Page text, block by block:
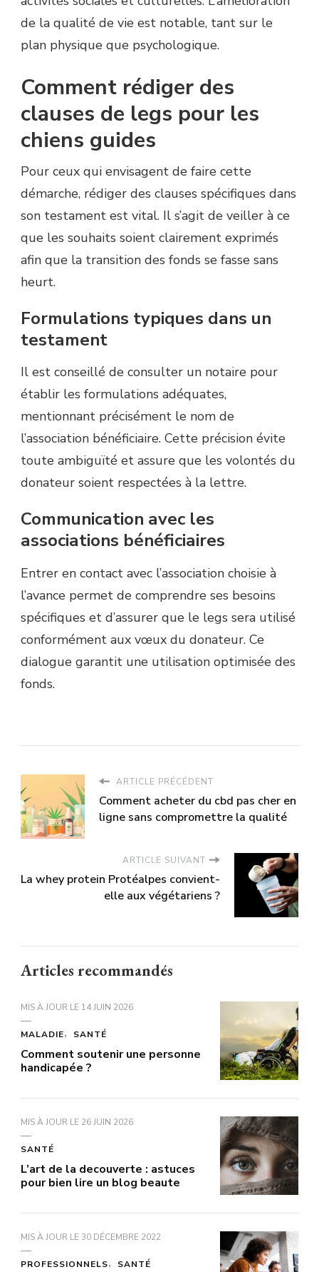
de la qualité de vie est notable, tant sur le
plan physique que psychologique.
Comment rédiger des
clauses de legs pour les
chiens guides
Pour ceux qui envisagent de faire cette
démarche, rédiger des clauses spécifiques dans
son testament est vital. Il s’agit de veiller à ce
que les souhaits soient clairement exprimés
afin que la transition des fonds se fasse sans
heurt.
Formulations typiques dans un
testament
Il est conseillé de consulter un notaire pour
établir les formulations adéquates,
mentionnant précisément le nom de
l’association bénéficiaire. Cette précision évite
toute ambiguïté et assure que les volontés du
donateur soient respectées à la lettre.
Communication avec les
associations bénéficiaires
Entrer en contact avec l’association choisie à
l’avance permet de comprendre ses besoins
spécifiques et d’assurer que le legs sera utilisé
conformément aux vœux du donateur. Ce
dialogue garantit une utilisation optimisée des
fonds.
ARTICLE PRÉCÉDENT
Comment acheter du cbd pas cher en
ligne sans compromettre la qualité
ARTICLE SUIVANT
La whey protein Protéalpes convient-
elle aux végétariens ?
Articles recommandés
MIS À JOUR LE 14 JUIN 2026
MALADIE SANTÉ
Comment soutenir une personne
handicapée ?
MIS À JOUR LE 26 JUIN 2026
SANTÉ
L’art de la decouverte : astuces
pour bien lire un blog beaute
MIS À JOUR LE 30 DÉCEMBRE 2022
PROFESSIONNELS SANTÉ